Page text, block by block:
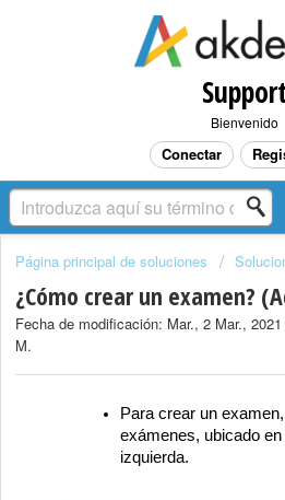
Support
Bienvenido
Conectar
Página principal de soluciones
¿Cómo crear un examen?
Fecha de modificación: Mar., 2 Mar.,
M.
Para crear un
exámenes, ubicado
izquierda.